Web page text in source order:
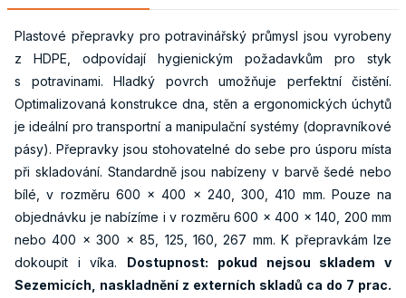
Plastové přepravky pro potravinářský průmysl jsou vyrobeny
z HDPE, odpovídají hygienickým požadavkům pro styk
s potravinami. Hladký povrch umožňuje perfektní čistění.
Optimalizovaná konstrukce dna, stěn a ergonomických úchytů
je ideální pro transportní a manipulační systémy (dopravníkové
pásy). Přepravky jsou stohovatelné do sebe pro úsporu místa
při skladování. Standardně jsou nabízeny v barvě šedé nebo
bílé, v rozměru 600 x 400 x 240, 300, 410 mm. Pouze na
objednávku je nabízíme i v rozměru 600 x 400 x 140, 200 mm
nebo 400 x 300 x 85, 125, 160, 267 mm. K přepravkám lze
dokoupit i víka. Dostupnost: pokud nejsou skladem v
Sezemicích, naskladnění z externích skladů ca do 7 prac.